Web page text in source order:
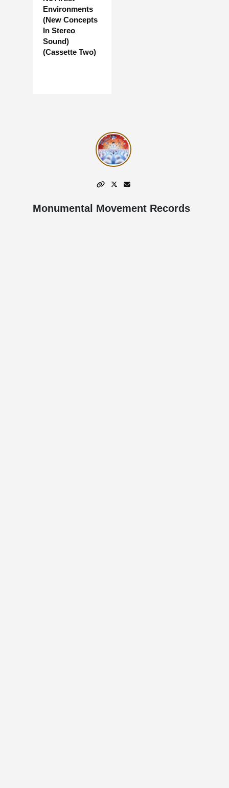
Environments
(New Concepts
In Stereo
Sound)
(Cassette Two)
Monumental Movement Records